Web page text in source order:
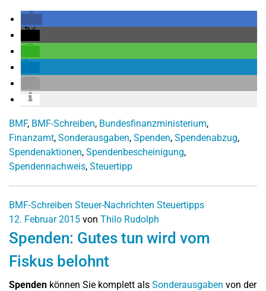
BMF, BMF-Schreiben, Bundesfinanzministerium,
Finanzamt, Sonderausgaben, Spenden, Spendenabzug,
Spendenaktionen, Spendenbescheinigung,
Spendennachweis, Steuertipp
BMF-Schreiben Steuer-Nachrichten Steuertipps
12. Februar 2015 von Thilo Rudolph
Spenden: Gutes tun wird vom
Fiskus belohnt
Spenden können Sie komplett als Sonderausgaben von der